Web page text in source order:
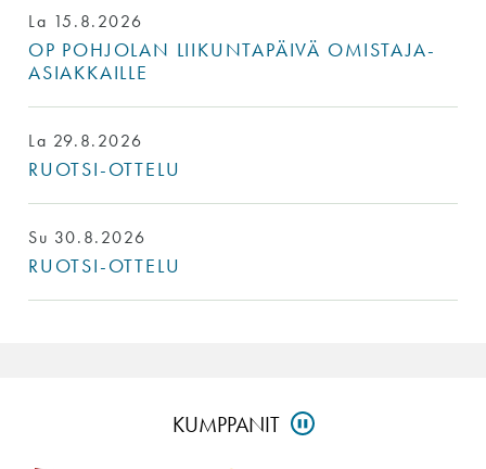
La 15.8.2026
OP POHJOLAN LIIKUNTAPÄIVÄ OMISTAJA-
ASIAKKAILLE
La 29.8.2026
RUOTSI-OTTELU
Su 30.8.2026
RUOTSI-OTTELU
KUMPPANIT